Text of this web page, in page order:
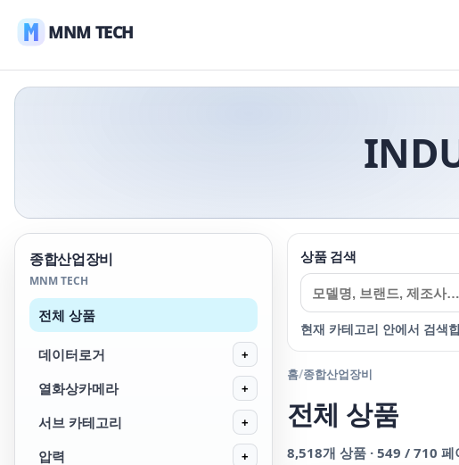
MNM TECH
종합산업장비
MNM TECH
전체 상품
데이터로거 +
열화상카메라 +
서브 카테고리 +
압력 +
상품 검색
현재 카테고리 안에서 검색
홈/종합산업장비
전체 상품
8,518개 상품 · 549 / 710 페